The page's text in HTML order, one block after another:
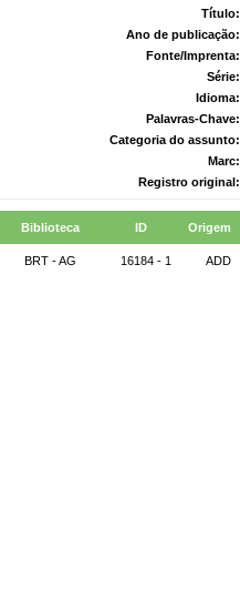
Título:
Ano de publicação:
Fonte/Imprenta:
Série:
Idioma:
Palavras-Chave:
Categoria do assunto:
Marc:
Registro original:
Biblioteca ID Origem
BRT - AG 16184 - 1 ADD